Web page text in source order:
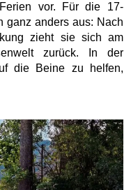
vor. Für die 17-
ganz anders aus: Nach
zieht sie sich am
zurück. In der
die Beine zu helfen,